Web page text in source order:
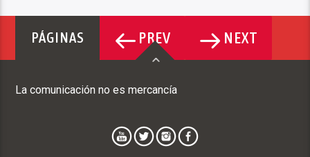
PÁGINAS PREV NEXT
La comunicación no es mercancía